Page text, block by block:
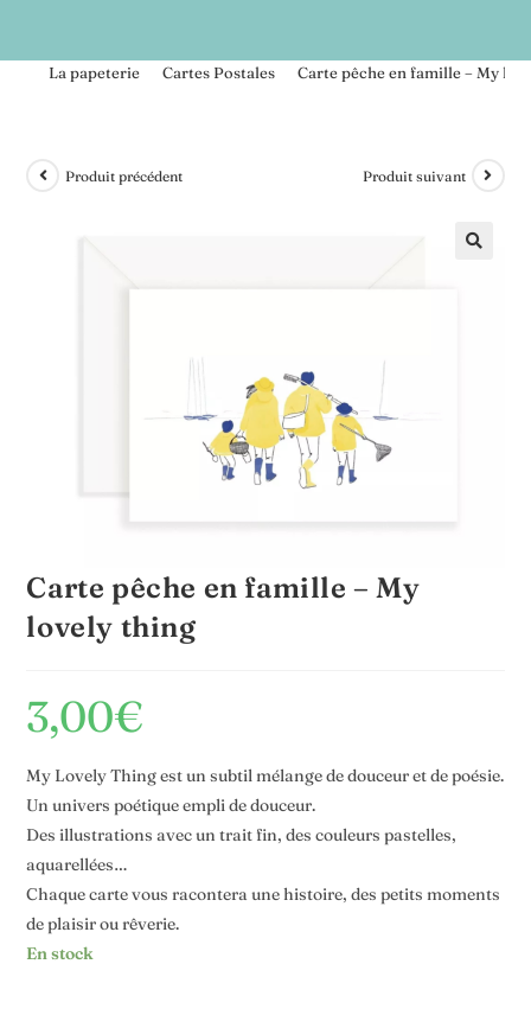
La papeterie Cartes Postales Carte pêche en famille – My
Produit précédent Produit suivant
Carte pêche en famille – My
lovely thing
3,00€
My Lovely Thing est un subtil mélange de douceur et de poésie.
Un univers poétique empli de douceur.
Des illustrations avec un trait fin, des couleurs pastelles,
aquarellées…
Chaque carte vous racontera une histoire, des petits moments
de plaisir ou rêverie.
En stock